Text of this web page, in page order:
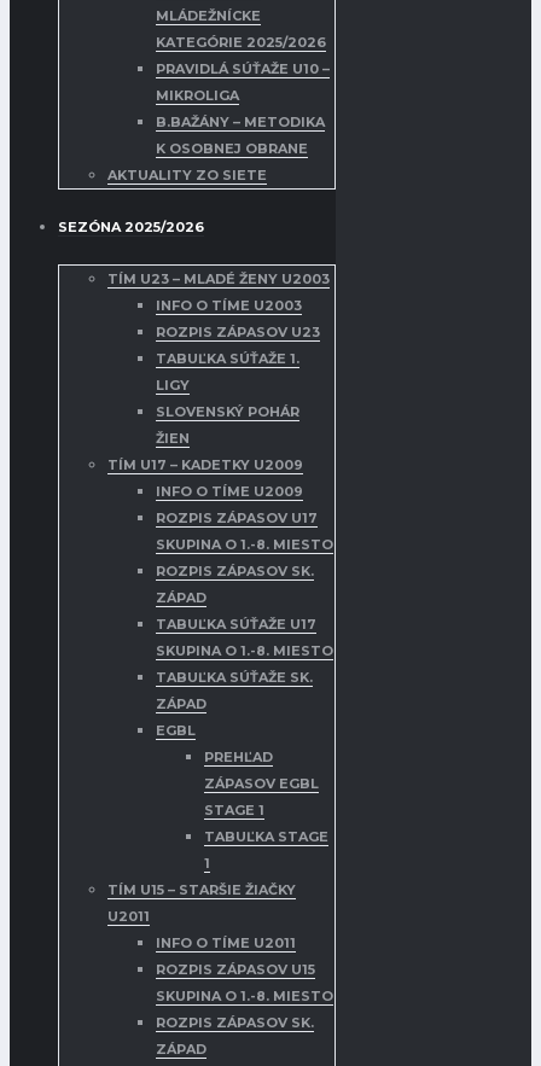
MLÁDEŽNÍCKE
KATEGÓRIE 2025/2026
PRAVIDLÁ SÚŤAŽE U10 –
MIKROLIGA
B.BAŽÁNY – METODIKA
K OSOBNEJ OBRANE
AKTUALITY ZO SIETE
SEZÓNA 2025/2026
TÍM U23 – MLADÉ ŽENY U2003
INFO O TÍME U2003
ROZPIS ZÁPASOV U23
TABUĽKA SÚŤAŽE 1.
LIGY
SLOVENSKÝ POHÁR
ŽIEN
TÍM U17 – KADETKY U2009
INFO O TÍME U2009
ROZPIS ZÁPASOV U17
SKUPINA O 1.-8. MIESTO
ROZPIS ZÁPASOV SK.
ZÁPAD
TABUĽKA SÚŤAŽE U17
SKUPINA O 1.-8. MIESTO
TABUĽKA SÚŤAŽE SK.
ZÁPAD
EGBL
PREHĽAD
ZÁPASOV EGBL
STAGE 1
TABUĽKA STAGE
1
TÍM U15 – STARŠIE ŽIAČKY
U2011
INFO O TÍME U2011
ROZPIS ZÁPASOV U15
SKUPINA O 1.-8. MIESTO
ROZPIS ZÁPASOV SK.
ZÁPAD